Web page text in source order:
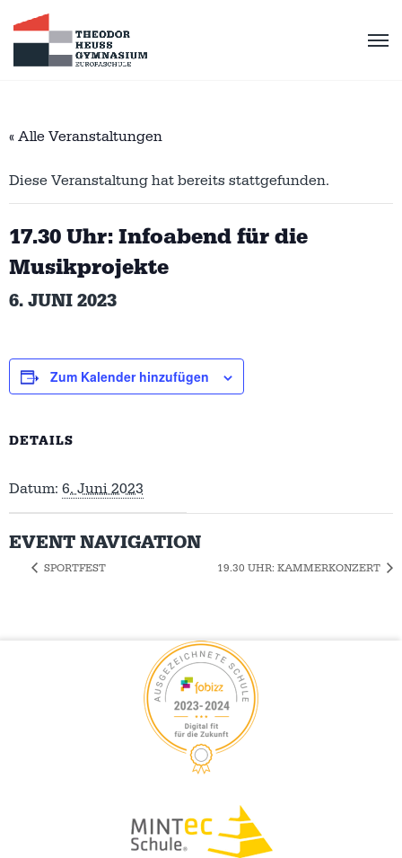
« Alle Veranstaltungen
Diese Veranstaltung hat bereits stattgefunden.
17.30 Uhr: Infoabend für die
Musikprojekte
6. JUNI 2023
Zum Kalender hinzufügen
DETAILS
Datum: 6. Juni 2023
EVENT NAVIGATION
SPORTFEST 19.30 UHR: KAMMERKONZERT